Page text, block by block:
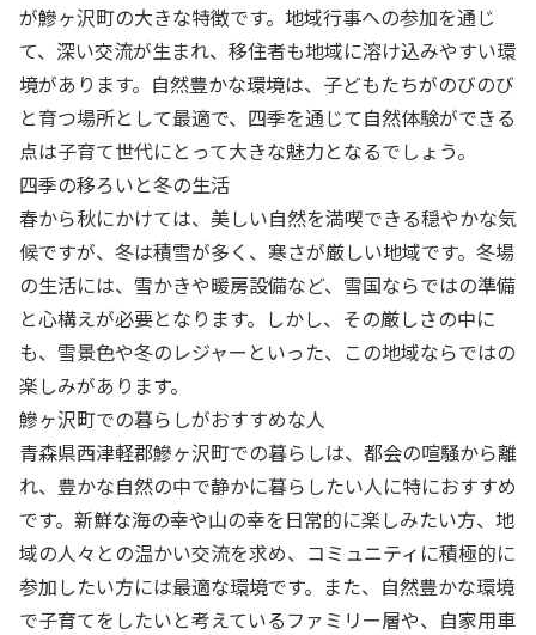
が鰺ヶ沢町の大きな特徴です。地域行事への参加を通じ
て、深い交流が生まれ、移住者も地域に溶け込みやすい環
境があります。自然豊かな環境は、子どもたちがのびのび
と育つ場所として最適で、四季を通じて自然体験ができる
点は子育て世代にとって大きな魅力となるでしょう。
四季の移ろいと冬の生活
春から秋にかけては、美しい自然を満喫できる穏やかな気
候ですが、冬は積雪が多く、寒さが厳しい地域です。冬場
の生活には、雪かきや暖房設備など、雪国ならではの準備
と心構えが必要となります。しかし、その厳しさの中に
も、雪景色や冬のレジャーといった、この地域ならではの
楽しみがあります。
鰺ヶ沢町での暮らしがおすすめな人
青森県西津軽郡鰺ヶ沢町での暮らしは、都会の喧騒から離
れ、豊かな自然の中で静かに暮らしたい人に特におすすめ
です。新鮮な海の幸や山の幸を日常的に楽しみたい方、地
域の人々との温かい交流を求め、コミュニティに積極的に
参加したい方には最適な環境です。また、自然豊かな環境
で子育てをしたいと考えているファミリー層や、自家用車